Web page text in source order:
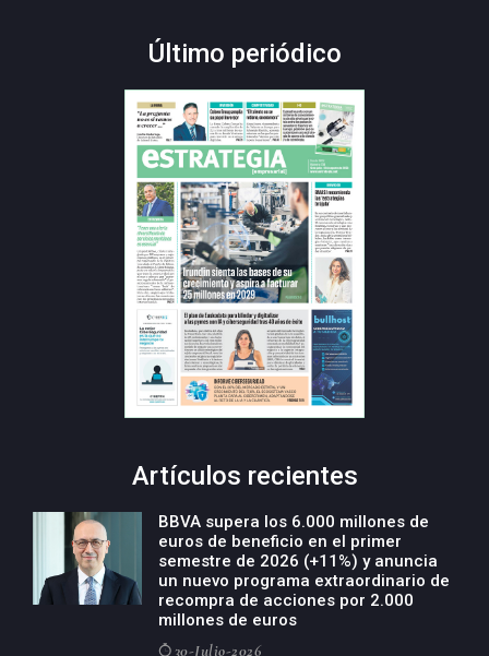
Último periódico
Artículos recientes
BBVA supera los 6.000 millones de
euros de beneficio en el primer
semestre de 2026 (+11%) y anuncia
un nuevo programa extraordinario de
recompra de acciones por 2.000
millones de euros
30-Julio-2026